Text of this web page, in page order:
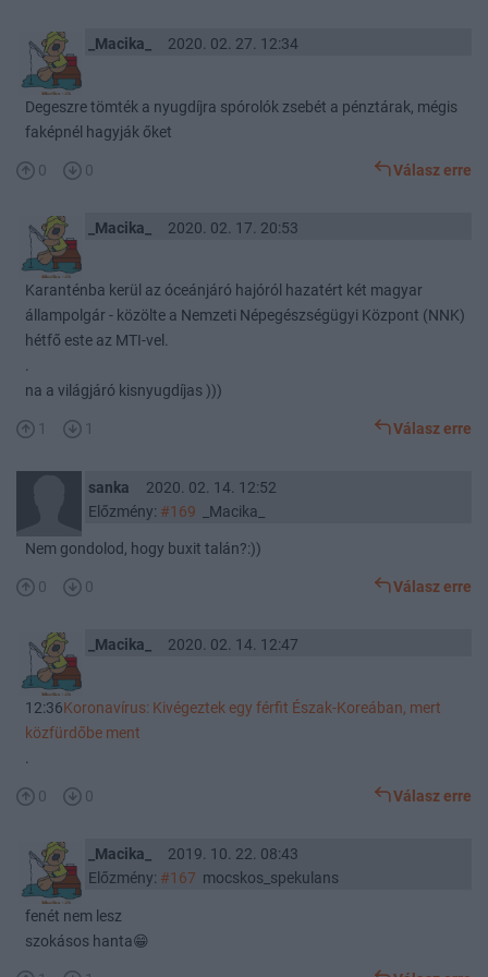
_Macika_ 2020. 02. 27. 12:34
Degeszre tömték a nyugdíjra spórolók zsebét a pénztárak, mégis
faképnél hagyják őket
0 0 Válasz erre
_Macika_ 2020. 02. 17. 20:53
Karanténba kerül az óceánjáró hajóról hazatért két magyar
állampolgár - közölte a Nemzeti Népegészségügyi Központ (NNK)
hétfő este az MTI-vel.
.
na a világjáró kisnyugdíjas )))
1 1 Válasz erre
sanka
2020. 02. 14. 12:52
Előzmény: #169 _Macika_
Nem gondolod, hogy buxit talán?:))
0 0 Válasz erre
_Macika_ 2020. 02. 14. 12:47
12:36Koronavírus: Kivégeztek egy férfit Észak-Koreában, mert
közfürdőbe ment
.
0 0 Válasz erre
_Macika_
2019. 10. 22. 08:43
Előzmény: #167 mocskos_spekulans
fenét nem lesz
szokásos hanta😁